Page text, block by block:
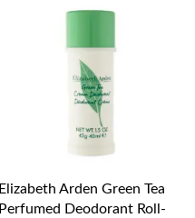
Elizabeth Arden Green Tea
Perfumed Deodorant Roll-